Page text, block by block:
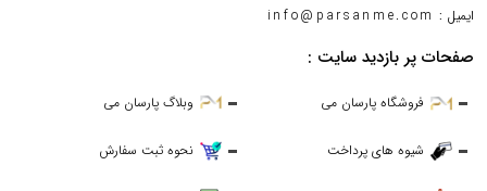
ایمیل : info@parsanme.com
صفحات پر بازدید سایت :
فروشگاه پارسان می وبلاگ پارسان می
شیوه های پرداخت نحوه ثبت سفارش